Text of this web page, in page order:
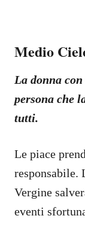
Medio
La donna
persona che
tutti.
Le piace
responsabile.
Vergine
eventi